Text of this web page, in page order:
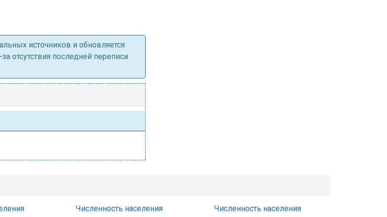
источников и обновляется
отсутствия последней переписи
Численность населения
Численность населения